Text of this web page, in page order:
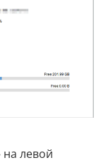
левой